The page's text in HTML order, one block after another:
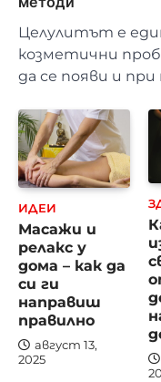
Целулитът е
козметични
да се появи и
ИДЕИ
Масажи и
релакс у
дома – как да
си ги
направиш
правилно
август 13,
2025